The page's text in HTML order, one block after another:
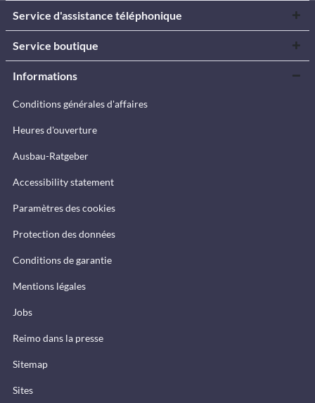
Service d'assistance téléphonique
Service boutique
Informations
Conditions générales d'affaires
Heures d'ouverture
Ausbau-Ratgeber
Accessibility statement
Paramètres des cookies
Protection des données
Conditions de garantie
Mentions légales
Jobs
Reimo dans la presse
Sitemap
Sites